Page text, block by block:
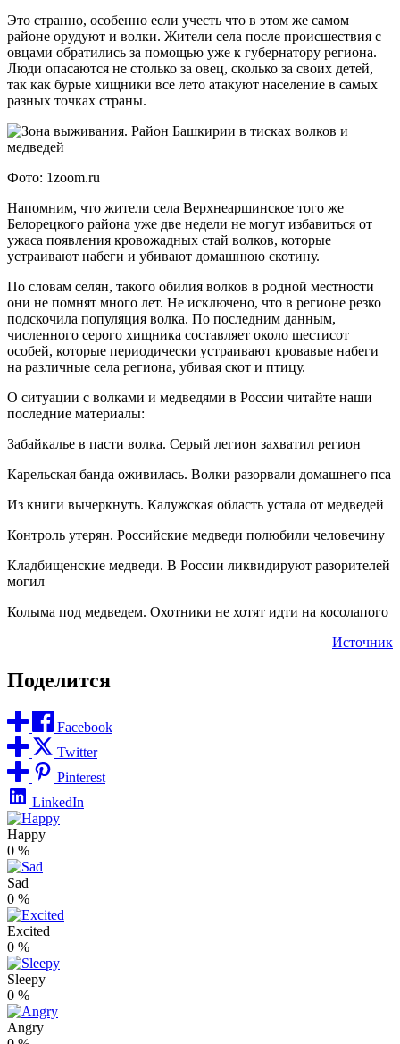
Это странно, особенно если учесть что в этом же самом
районе орудуют и волки. Жители села после происшествия с
овцами обратились за помощью уже к губернатору региона.
Люди опасаются не столько за овец, сколько за своих детей,
так как бурые хищники все лето атакуют население в самых
разных точках страны.
Фото: 1zoom.ru
Напомним, что жители села Верхнеаршинское того же
Белорецкого района уже две недели не могут избавиться от
ужаса появления кровожадных стай волков, которые
устраивают набеги и убивают домашнюю скотину.
По словам селян, такого обилия волков в родной местности
они не помнят много лет. Не исключено, что в регионе резко
подскочила популяция волка. По последним данным,
численного серого хищника составляет около шестисот
особей, которые периодически устраивают кровавые набеги
на различные села региона, убивая скот и птицу.
О ситуации с волками и медведями в России читайте наши
последние материалы:
Забайкалье в пасти волка. Серый легион захватил регион
Карельская банда оживилась. Волки разорвали домашнего пса
Из книги вычеркнуть. Калужская область устала от медведей
Контроль утерян. Российские медведи полюбили человечину
Кладбищенские медведи. В России ликвидируют разорителей
могил
Колыма под медведем. Охотники не хотят идти на косолапого
Источник
Поделится
Facebook
Twitter
Pinterest
LinkedIn
Happy
0 %
Sad
0 %
Excited
0 %
Sleepy
0 %
Angry